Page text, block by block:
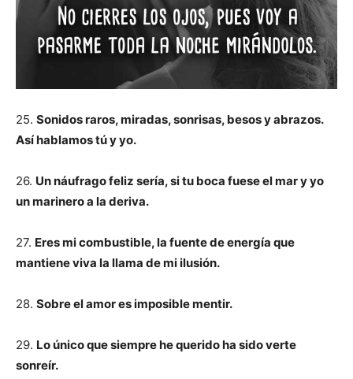
25. Sonidos raros, miradas, sonrisas, besos y abrazos.
Así hablamos tú y yo.
26. Un náufrago feliz sería, si tu boca fuese el mar y yo
un marinero a la deriva.
27. Eres mi combustible, la fuente de energía que
mantiene viva la llama de mi ilusión.
28. Sobre el amor es imposible mentir.
29. Lo único que siempre he querido ha sido verte
sonreír.